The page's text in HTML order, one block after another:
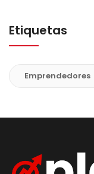
Etiquetas
Emprendedores